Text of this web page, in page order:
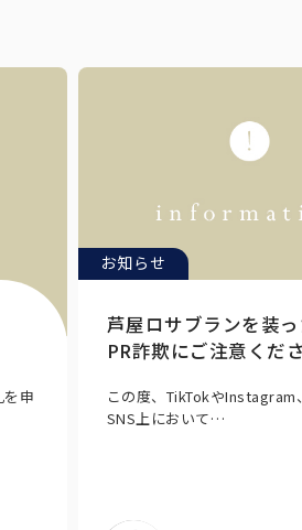
申
お知らせ
芦屋ロサブランを装っ
PR詐欺にご注意くだ
この度、TikTokやInstagram
SNS上において…